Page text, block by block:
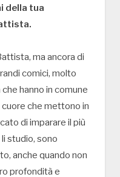
della tua
ma ancora di
comici, molto
hanno in comune
che mettono in
di imparare il più
studio, sono
anche quando non
profondità e